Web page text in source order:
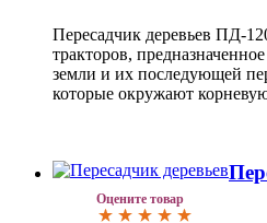
Пересадчик деревьев ПД-
тракторов,
земли и их последующей
которые окружают
Оцените товар